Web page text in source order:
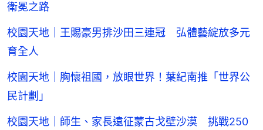
衛冕之路
校園天地｜王賜豪男排沙田三連冠 弘體藝綻放多元
育全人
校園天地｜胸懷祖國，放眼世界！葉紀南推「世界公
民計劃」
校園天地｜師生、家長遠征蒙古戈壁沙漠 挑戰250